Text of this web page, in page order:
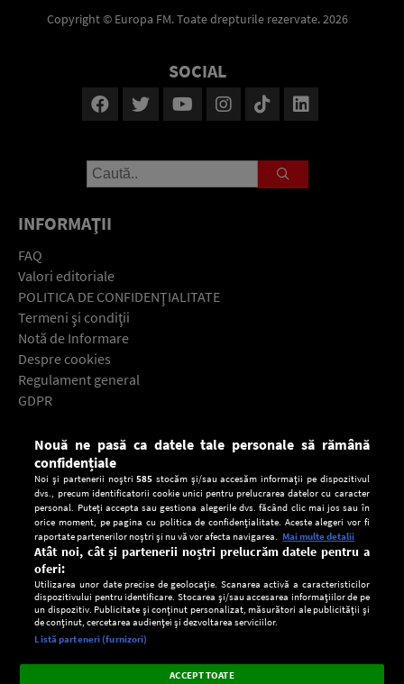
Copyright © Europa FM. Toate drepturile rezervate. 2026
SOCIAL
INFORMAŢII
FAQ
Valori editoriale
POLITICA DE CONFIDENŢIALITATE
Termeni şi condiţii
Notă de Informare
Despre cookies
Regulament general
GDPR
Descarcă gratuit aplicaţia Europa FM pentru smartphone:
Setări:
Dark
Radio live, podcasturi, știri și alerte
×
Nouă ne pasă ca datele tale personale să rămână
confidențiale
Noi și partenerii noștri585 stocăm și/sau accesăm informații pe dispozitivul
dvs., precum identificatorii cookie unici pentru prelucrarea datelor cu caracter
personal. Puteți accepta sau gestiona alegerile dvs. făcând clic mai jos sau în
orice moment, pe pagina cu politica de confidențialitate. Aceste alegeri vor fi
raportate partenerilor noștri și nu vă vor afecta navigarea. Mai multe detalii
Atât noi, cât și partenerii noștri prelucrăm datele pentru a
oferi:
Utilizarea unor date precise de geolocație. Scanarea activă a caracteristicilor
dispozitivului pentru identificare. Stocarea și/sau accesarea informațiilor de pe
un dispozitiv. Publicitate și conținut personalizat, măsurători ale publicității și
de conținut, cercetarea audienței și dezvoltarea serviciilor.
Listă parteneri (furnizori)
ACCEPT TOATE